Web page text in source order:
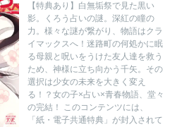
【特典あり】白無垢祭で見た黒い
影。くろう占いの謎。深紅の瞳の
力。様々な謎が繋がり、物語はクラ
イマックスへ！迷路町の何処かに眠
る母親と呪いをうけた友人達を救う
ため、神様に立ち向かう千矢。その
選択は少女の未来を大きく変え
る！？女の子×占い×青春物語、堂々
の完結！ このコンテンツには、
「紙・電子共通特典」が封入されて